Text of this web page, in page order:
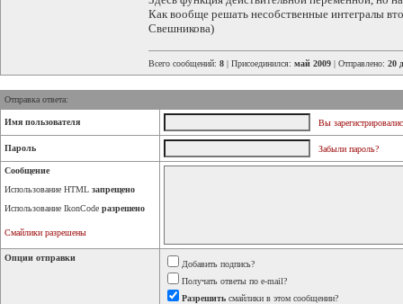
Как вообще решать несобственные интегралы
Свешникова)
Всего сообщений: 8 | Присоединился: май 2009 | Отправлено: 20
Отправка ответа:
Имя пользователя Вы
Пароль Забыли пароль?
Сообщение
Использование HTML запрещено
Использование IkonCode разрешено
Смайлики разрешены
Опции отправки
Добавить подпись?
Получать ответы по e-mail?
Разрешить смайлики в этом сообщении?